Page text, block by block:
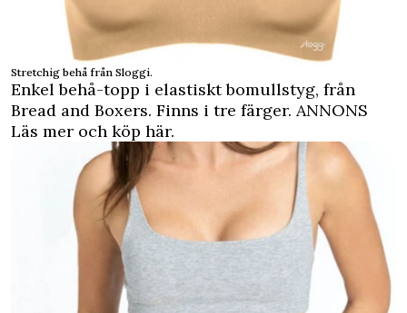
Stretchig behå från Sloggi.
Enkel behå-topp i elastiskt bomullstyg, från
Bread and Boxers. Finns i tre färger. ANNONS
Läs mer och köp här.